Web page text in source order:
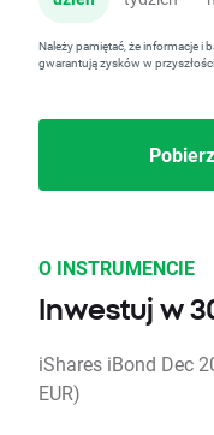
Należy pamiętać, że informacje i
gwarantują zysków w
O INSTRUMENCIE
Inwestuj w
iShares iBond Dec
EUR)